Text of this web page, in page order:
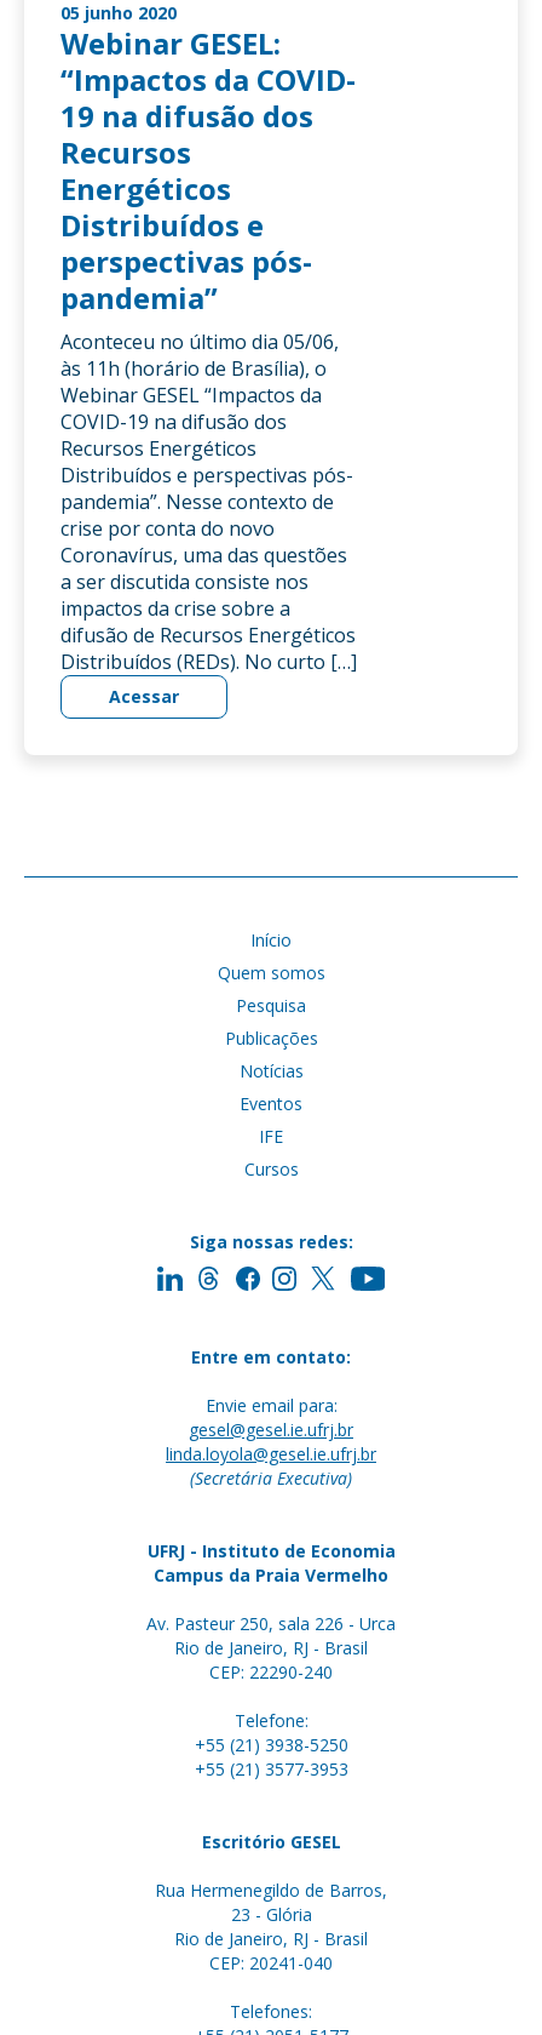
05 junho 2020
Webinar GESEL:
“Impactos da COVID-
19 na difusão dos
Recursos
Energéticos
Distribuídos e
perspectivas pós-
pandemia”
Aconteceu no último dia 05/06,
às 11h (horário de Brasília), o
Webinar GESEL “Impactos da
COVID-19 na difusão dos
Recursos Energéticos
Distribuídos e perspectivas pós-
pandemia”. Nesse contexto de
crise por conta do novo
Coronavírus, uma das questões
a ser discutida consiste nos
impactos da crise sobre a
difusão de Recursos Energéticos
Distribuídos (REDs). No curto […]
Acessar
Início
Quem somos
Pesquisa
Publicações
Notícias
Eventos
IFE
Cursos
Siga nossas redes:
Entre em contato:
Envie email para:
gesel@gesel.ie.ufrj.br
linda.loyola@gesel.ie.ufrj.br
(Secretária Executiva)
UFRJ - Instituto de Economia
Campus da Praia Vermelho
Av. Pasteur 250, sala 226 - Urca
Rio de Janeiro, RJ - Brasil
CEP: 22290-240
Telefone:
+55 (21) 3938-5250
+55 (21) 3577-3953
Escritório GESEL
Rua Hermenegildo de Barros,
23 - Glória
Rio de Janeiro, RJ - Brasil
CEP: 20241-040
Telefones: